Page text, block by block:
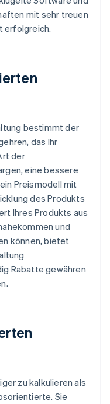
mit sehr treuen
erfolgreich.
bestimmt der
das Ihr
der
eine bessere
Preismodell mit
des Produkts
Ihres Produkts aus
und
können, bietet
Rabatte gewähren
zu kalkulieren als
Sie